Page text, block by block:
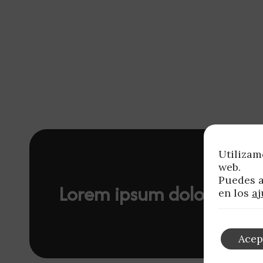
Lorem ipsum dolor sit
web.
Puedes
en los